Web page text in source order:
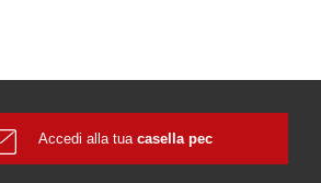
Accedi alla tua casella pec